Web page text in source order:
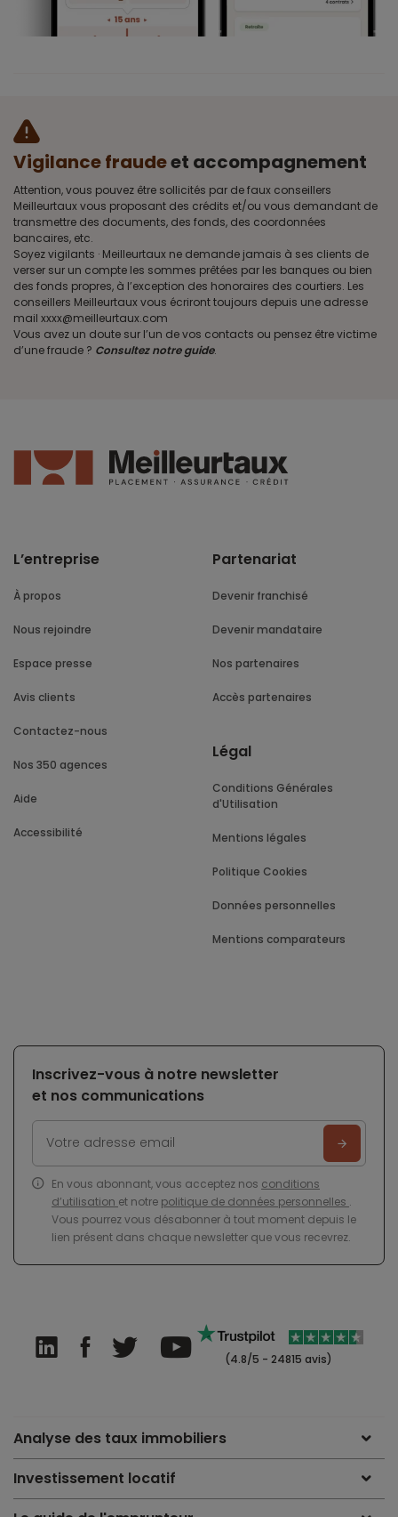
Vigilance fraudeet accompagnement
Attention, vous pouvez être sollicités par de faux conseillers
Meilleurtaux vous proposant des crédits et/ou vous demandant de
transmettre des documents, des fonds, des coordonnées
bancaires, etc.
Soyez vigilants · Meilleurtaux ne demande jamais à ses clients de
verser sur un compte les sommes prêtées par les banques ou bien
des fonds propres, à l’exception des honoraires des courtiers. Les
conseillers Meilleurtaux vous écriront toujours depuis une adresse
mail xxxx@meilleurtaux.com
Vous avez un doute sur l’un de vos contacts ou pensez être victime
d’une fraude ? Consultez notre guide.
L’entreprise
À propos
Nous rejoindre
Espace presse
Avis clients
Contactez-nous
Nos 350 agences
Aide
Accessibilité
Partenariat
Devenir franchisé
Devenir mandataire
Nos partenaires
Accès partenaires
Légal
Conditions Générales
d'Utilisation
Mentions légales
Politique Cookies
Données personnelles
Mentions comparateurs
Inscrivez-vous à notre newsletter
et nos communications
En vous abonnant, vous acceptez nos conditions
d’utilisation et notre politique de données personnelles .
Vous pourrez vous désabonner à tout moment depuis le
lien présent dans chaque newsletter que vous recevrez.
(4.8/5 - 24815 avis)
Analyse des taux immobiliers
Investissement locatif